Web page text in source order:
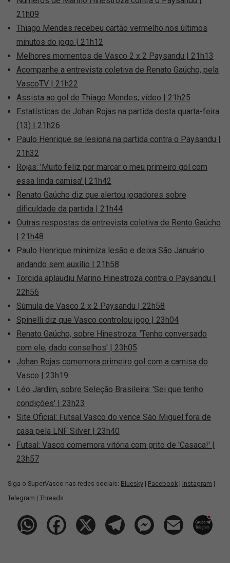
21h09
Thiago Mendes recebeu cartão vermelho nos últimos
minutos do jogo | 21h12
Melhores momentos de Vasco 2 x 2 Paysandu | 21h13
Acompanhe a entrevista coletiva de Renato Gaúcho, pela
VascoTV | 21h22
Assista ao gol de Thiago Mendes; vídeo | 21h25
Estatísticas de Johan Rojas na partida desta quarta-feira
(13) | 21h26
Paulo Henrique se lesiona na partida contra o Paysandu |
21h32
Rojas: 'Muito feliz por marcar o meu primeiro gol com
essa linda camisa' | 21h42
Renato Gaúcho diz que alertou jogadores sobre
dificuldade da partida | 21h44
Outras respostas da entrevista coletiva de Rento Gaúcho
| 21h48
Paulo Henrique minimiza lesão e deixa São Januário
andando sem auxílio | 21h58
Torcida aplaudiu Marino Hinestroza contra o Paysandu |
22h56
Súmula de Vasco 2 x 2 Paysandu | 22h58
Spinelli diz que Vasco controlou jogo | 23h04
Renato Gaúcho, sobre Hinestroza: 'Tenho conversado
com ele, dado conselhos' | 23h05
Johan Rojas comemora primeiro gol com a camisa do
Vasco | 23h19
Léo Jardim, sobre Seleção Brasileira: 'Sei que tenho
condições' | 23h23
Site Oficial: Futsal Vasco do vence São Miguel fora de
casa pela LNF Silver | 23h40
Futsal: Vasco comemora vitória com grito de 'Casaca!' |
23h57
Siga o SuperVasco nas redes sociais: Bluesky | Facebook | Instagram |
Telegram | Threads